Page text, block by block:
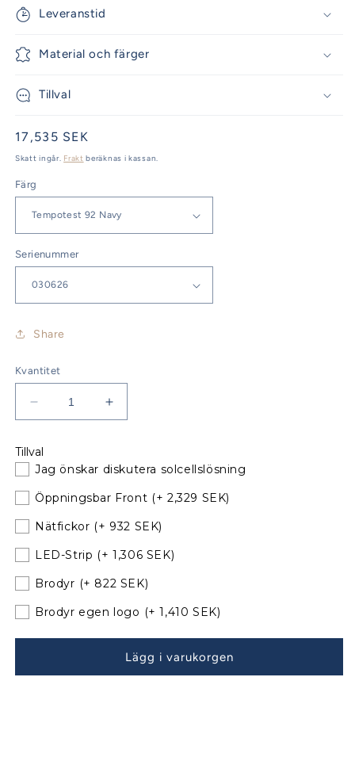
Leveranstid
Material och färger
Tillval
Ordinarie
pris
17,535 SEK
Skatt ingår. Frakt beräknas i kassan.
Färg
Serienummer
Share
Kvantitet
Minska
kvantitet
Jeanneau
Sun
Odyssey
35
Sprayhood
befintliga
bågar
030626
Öka
kvantitet
Sun
Odyssey
Sprayhood
befintliga
bågar
030626
Tillval
Jag önskar diskutera solcellslösning
Öppningsbar Front (+ 2,329 SEK)
Nätfickor (+ 932 SEK)
LED-Strip (+ 1,306 SEK)
Brodyr (+ 822 SEK)
Brodyr egen logo (+ 1,410 SEK)
Lägg i varukorgen